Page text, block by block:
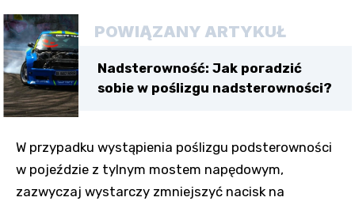
POWIĄZANY ARTYKUŁ
Nadsterowność: Jak poradzić
sobie w poślizgu nadsterowności?
W przypadku wystąpienia poślizgu podsterowności
w pojeździe z tylnym mostem napędowym,
zazwyczaj wystarczy zmniejszyć nacisk na